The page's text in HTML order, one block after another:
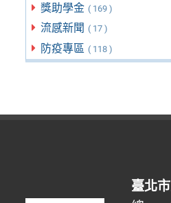
獎助學金 ( 169 )
流感新聞 ( 17 )
防疫專區 ( 118 )
臺北